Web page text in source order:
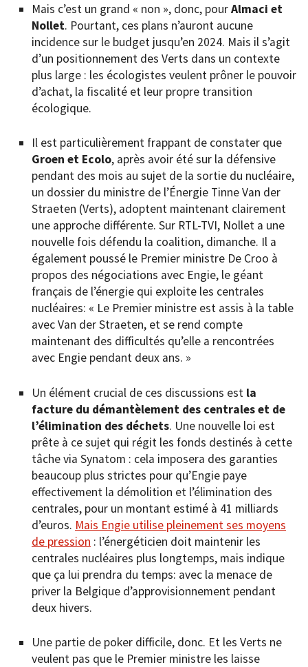
Mais c’est un grand « non », donc, pourAlmaci et
Nollet. Pourtant, ces plans n’auront aucune
incidence sur le budget jusqu’en 2024. Mais il s’agit
d’un positionnement des Verts dans un contexte
plus large : les écologistes veulent prôner le pouvoir
d’achat, la fiscalité et leur propre transition
écologique.
Il est particulièrement frappant de constater que
Groen et Ecolo, après avoir été sur la défensive
pendant des mois au sujet de la sortie du nucléaire,
un dossier du ministre de l’Énergie Tinne Van der
Straeten (Verts), adoptent maintenant clairement
une approche différente. Sur RTL-TVI, Nollet a une
nouvelle fois défendu la coalition, dimanche. Il a
également poussé le Premier ministre De Croo à
propos des négociations avec Engie, le géant
français de l’énergie qui exploite les centrales
nucléaires: « Le Premier ministre est assis à la table
avec Van der Straeten, et se rend compte
maintenant des difficultés qu’elle a rencontrées
avec Engie pendant deux ans. »
Un élément crucial de ces discussions est la
facture du démantèlement des centrales et de
l’élimination des déchets. Une nouvelle loi est
prête à ce sujet qui régit les fonds destinés à cette
tâche via Synatom : cela imposera des garanties
beaucoup plus strictes pour qu’Engie paye
effectivement la démolition et l’élimination des
centrales, pour un montant estimé à 41 milliards
d’euros. Mais Engie utilise pleinement ses moyens
de pression : l’énergéticien doit maintenir les
centrales nucléaires plus longtemps, mais indique
que ça lui prendra du temps: avec la menace de
priver la Belgique d’approvisionnement pendant
deux hivers.
Une partie de poker difficile, donc. Et les Verts ne
veulent pas que le Premier ministre les laisse